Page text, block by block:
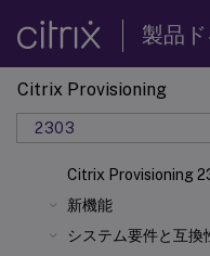
製品
Citrix Provisioning
2303
Citrix Provisioning
新機能
システム要件と互換